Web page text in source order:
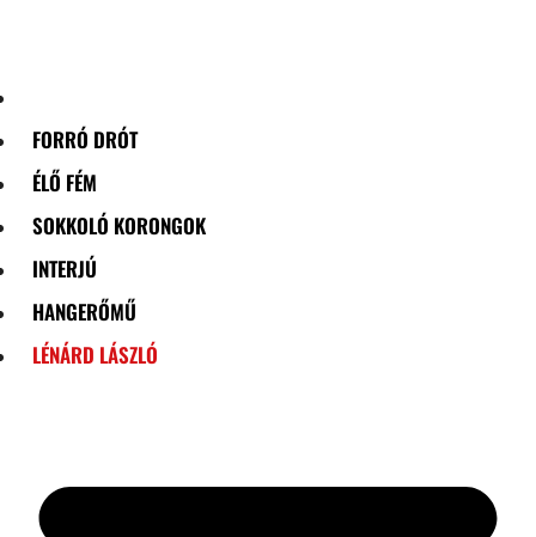
FORRÓ DRÓT
ÉLŐ FÉM
SOKKOLÓ KORONGOK
INTERJÚ
HANGERŐMŰ
LÉNÁRD LÁSZLÓ